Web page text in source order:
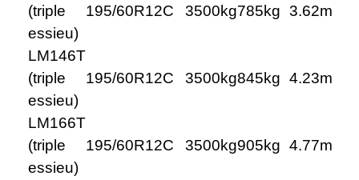
(triple
essieu)
195/60R12C 3500kg785kg 3.62m
LM146T
(triple
essieu)
195/60R12C 3500kg845kg 4.23m
LM166T
(triple
essieu)
195/60R12C 3500kg905kg 4.77m